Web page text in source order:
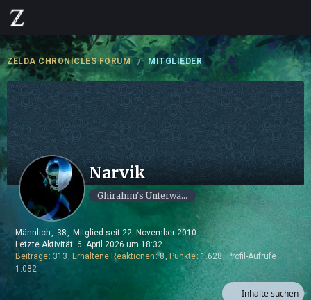
ZELDA CHRONICLES FORUM MITGLIEDER
Narvik
Ghirahim's Unterwäsche-Dieb
Männlich 38
Mitglied seit 22. November 2010
Letzte Aktivität: 6. April 2026 um 18:32
Beiträge 313 Erhaltene Reaktionen 8 Punkte 1.628 Profil-Aufrufe
1.082
Inhalte suchen